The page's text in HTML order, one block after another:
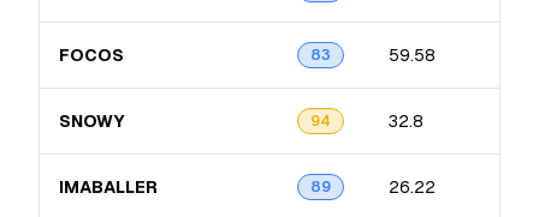
FOCOS 83 59.58
SNOWY 94 32.8
IMABALLER 89 26.22